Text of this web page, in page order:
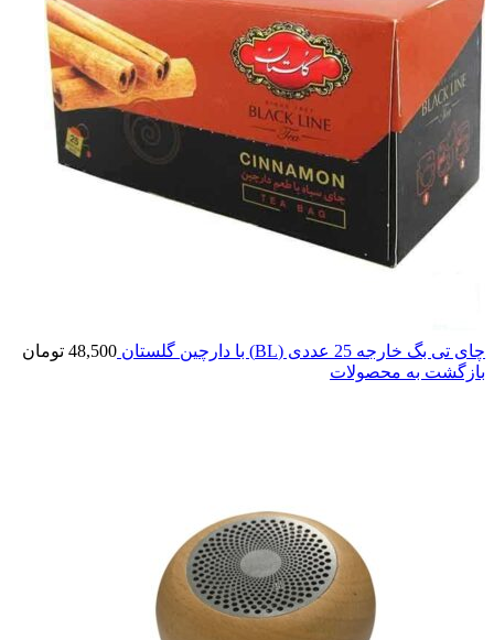
چای تی بگ خارجه 25 عددی (BL) با دارچین گلستان 48,500 تومان
بازگشت به محصولات